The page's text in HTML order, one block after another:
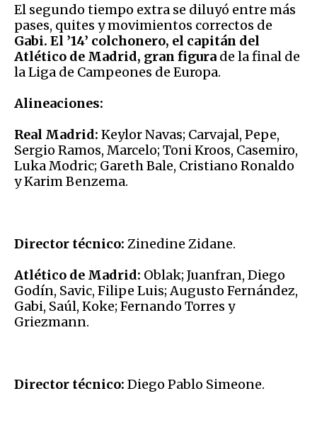
El segundo tiempo extra se diluyó entre más
pases, quites y movimientos correctos de
Gabi. El ’14’ colchonero, el capitán del
Atlético de Madrid, gran figura de la final de
la Liga de Campeones de Europa.
Alineaciones:
Real Madrid: Keylor Navas; Carvajal, Pepe,
Sergio Ramos, Marcelo; Toni Kroos, Casemiro,
Luka Modric; Gareth Bale, Cristiano Ronaldo
y Karim Benzema.
Director técnico: Zinedine Zidane.
Atlético de Madrid: Oblak; Juanfran, Diego
Godín, Savic, Filipe Luis; Augusto Fernández,
Gabi, Saúl, Koke; Fernando Torres y
Griezmann.
Director técnico: Diego Pablo Simeone.